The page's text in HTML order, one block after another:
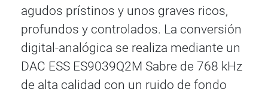
agudos prístinos y unos graves ricos,
profundos y controlados. La conversión
digital-analógica se realiza mediante un
DAC ESS ES9039Q2M Sabre de 768 kHz
de alta calidad con un ruido de fondo